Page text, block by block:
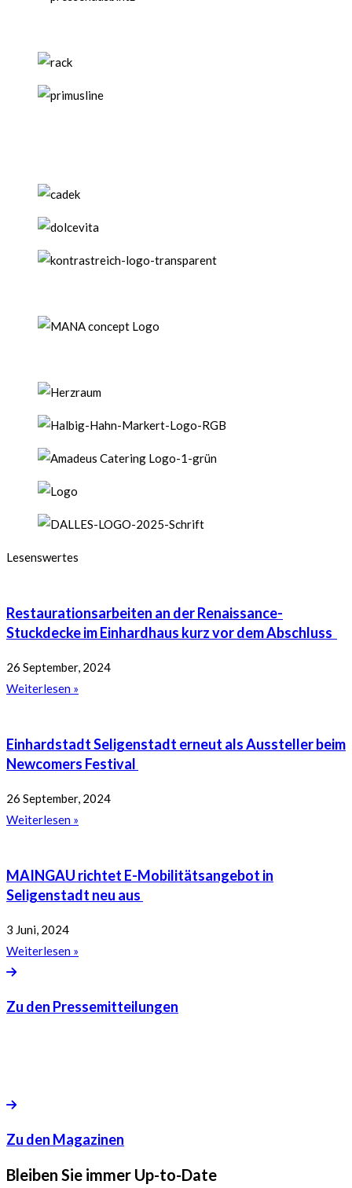
Lesenswertes
Restaurationsarbeiten an der Renaissance-
Stuckdecke im Einhardhaus kurz vor dem Abschluss
26 September, 2024
Weiterlesen »
Einhardstadt Seligenstadt erneut als Aussteller beim
Newcomers Festival
26 September, 2024
Weiterlesen »
MAINGAU richtet E-Mobilitätsangebot in
Seligenstadt neu aus
3 Juni, 2024
Weiterlesen »
Zu den Pressemitteilungen
Zu den Magazinen
Bleiben Sie immer Up-to-Date